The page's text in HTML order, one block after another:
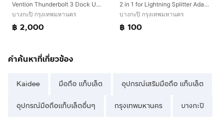
Vention Thunderbolt 3 Dock USB Hub Type C to HDMI USB3.0 RJ45 Adapter
บางกะปิ กรุงเทพมหานคร
฿ 2,000
2 in 1 for Lightning Splitter Adapter for iPhone
บางกะปิ กรุงเทพมหานคร
฿ 100
คำค้นหาที่เกี่ยวข้อง
Kaidee มือถือ แท็บเล็ต อุปกรณ์เสริมมือถือ แท็บเล็ต
อุปกรณ์มือถือแท็บเล็ตอื่นๆ กรุงเทพมหานคร บางกะปิ